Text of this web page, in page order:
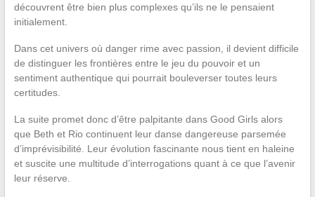
découvrent être bien plus complexes qu’ils ne le pensaient
initialement.
Dans cet univers où danger rime avec passion, il devient difficile
de distinguer les frontières entre le jeu du pouvoir et un
sentiment authentique qui pourrait bouleverser toutes leurs
certitudes.
La suite promet donc d’être palpitante dans Good Girls alors
que Beth et Rio continuent leur danse dangereuse parsemée
d’imprévisibilité. Leur évolution fascinante nous tient en haleine
et suscite une multitude d’interrogations quant à ce que l’avenir
leur réserve.